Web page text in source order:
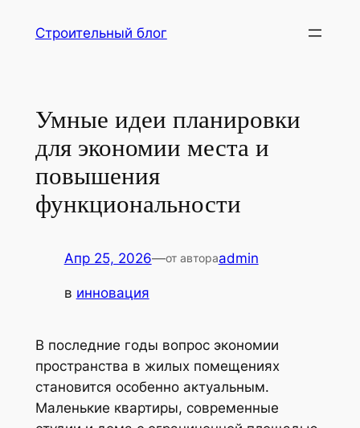
Строительный блог
Умные идеи планировки
для экономии места и
повышения
функциональности
Апр 25, 2026—от автораadmin
в инновация
В последние годы вопрос экономии
пространства в жилых помещениях
становится особенно актуальным.
Маленькие квартиры, современные